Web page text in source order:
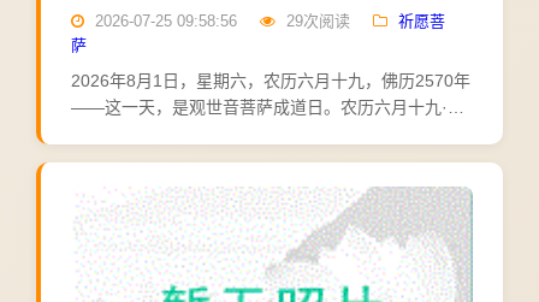
2026-07-25 09:58:56 29次阅读
祈愿菩
萨
2026年8月1日，星期六，农历六月十九，佛历2570年
——这一天，是观世音菩萨成道日。农历六月十九·观
二月十九是观音诞辰，六月十九是观音成道日，九月
十九...